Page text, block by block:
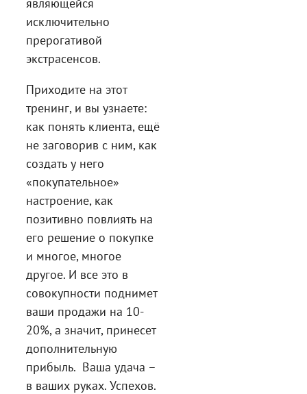
исключительно
прерогативой
экстрасенсов.
Приходите на этот
тренинг, и вы узнаете:
как понять клиента, ещё
не заговорив с ним, как
создать у него
«покупательное»
настроение, как
позитивно повлиять на
его решение о покупке
и многое, многое
другое. И все это в
совокупности поднимет
ваши продажи на 10-
20%, а значит, принесет
дополнительную
прибыль. Ваша удача –
в ваших руках. Успехов.